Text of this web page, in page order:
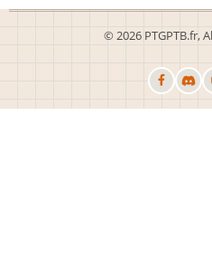
© 2026 PTGPTB.fr,